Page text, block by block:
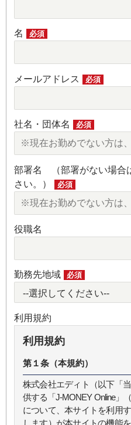
名 必須
メールアドレス 必須
社名・団体名 必須
部署名 （部署がない場合
さい。）
必須
役職名
勤務先地域 必須
利用規約
利用規約
第１条（本規約）
株式会社エディト（以下「
供する「J-MONEY Online」
について、本サイトを利用
します）が本サイトの機能